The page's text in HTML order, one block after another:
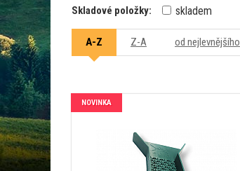
Skladové položky: skladem
A-Z Z-A od nejlevnějšího
NOVINKA